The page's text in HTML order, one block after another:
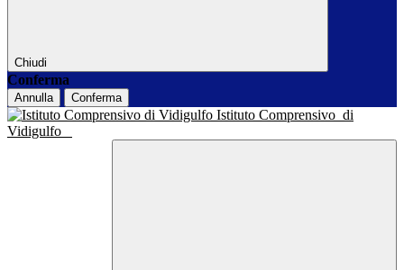
Chiudi
Conferma
Annulla Conferma
Istituto Comprensivo di
Vidigulfo